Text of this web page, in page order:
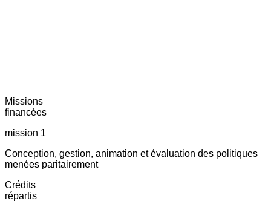
Missions
financées
mission 1
Conception, gestion, animation et évaluation des politiques
menées paritairement
Crédits
répartis